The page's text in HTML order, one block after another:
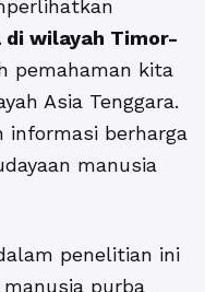
di wilayah Timor-
pemahaman kita
Asia Tenggara.
informasi berharga
manusia
penelitian ini
purba